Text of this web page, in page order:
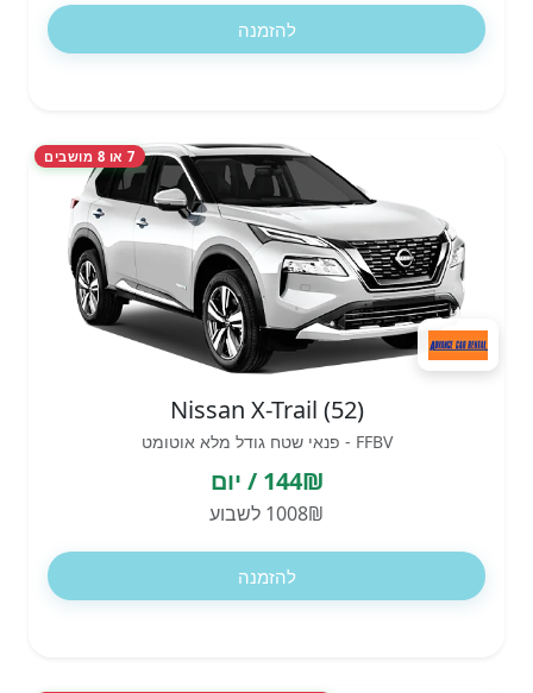
להזמנה
7 או 8 מושבים
Nissan X-Trail (52)
FFBV - פנאי שטח גודל מלא אוטומט
144₪ / יום
1008₪ לשבוע
להזמנה